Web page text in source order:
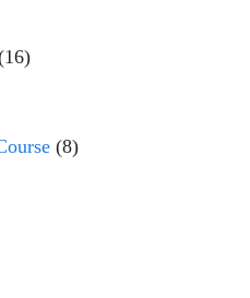
(8)